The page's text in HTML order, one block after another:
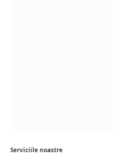
Serviciile noastre